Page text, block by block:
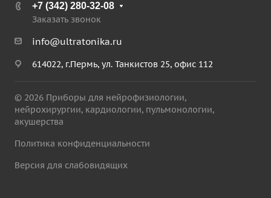
+7 (342) 280-32-08
Заказать звонок
info@ultratonika.ru
614022, г.Пермь, ул. Танкистов 25, офис 112
© 2026 Приборы для нейрофизиологии,
нейрохирургии, кардиологии, пульмонологии,
акушерства
Политика конфиденциальности
Версия для слабовидящих